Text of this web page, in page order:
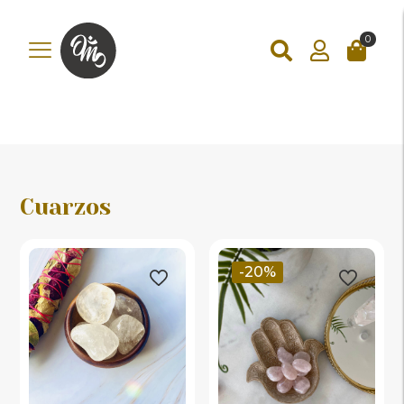
function () { if (!is_checkout()) return; ?>
0
Cuarzos
-20%